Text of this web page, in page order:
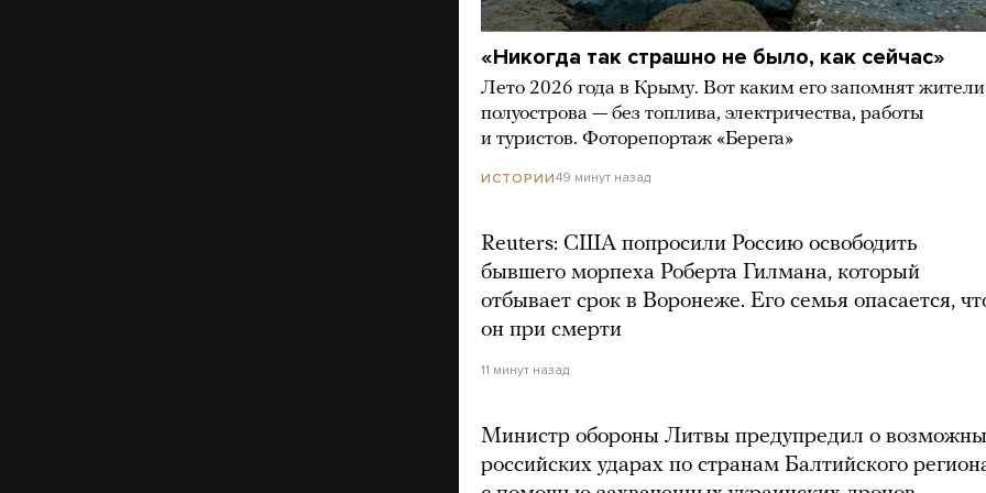
«Никогда так страшно не было, как сейчас»
Лето 2026 года в Крыму. Вот каким его запомнят жители
полуострова — без топлива, электричества, работы
и туристов. Фоторепортаж «Берега»
ИСТОРИИ49 минут назад
Reuters: США попросили Россию освободить
бывшего морпеха Роберта Гилмана, который
отбывает срок в Воронеже. Его семья опасается,
он при смерти
11 минут назад
Министр обороны Литвы предупредил о
российских ударах по странам Балтийского